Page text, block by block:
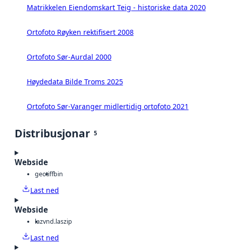
Matrikkelen Eiendomskart Teig - historiske data 2020
Ortofoto Røyken rektifisert 2008
Ortofoto Sør-Aurdal 2000
Høydedata Bilde Troms 2025
Ortofoto Sør-Varanger midlertidig ortofoto 2021
Distribusjonar 5
Webside
geotiffbin
Last ned
Webside
lazvnd.laszip
Last ned